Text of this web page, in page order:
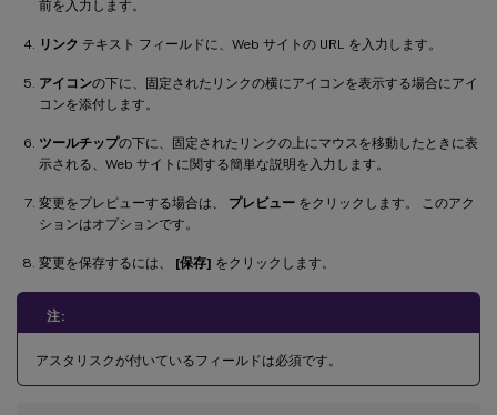
前を入力します。
リンク テキスト フィールドに、Web サイトの URL を入力します。
アイコンの下に、固定されたリンクの横にアイコンを表示する場合にアイ
コンを添付します。
ツールチップの下に、固定されたリンクの上にマウスを移動したときに表
示される、Web サイトに関する簡単な説明を入力します。
変更をプレビューする場合は、 プレビュー をクリックします。 このアク
ションはオプションです。
変更を保存するには、 [保存] をクリックします。
注:
アスタリスクが付いているフィールドは必須です。